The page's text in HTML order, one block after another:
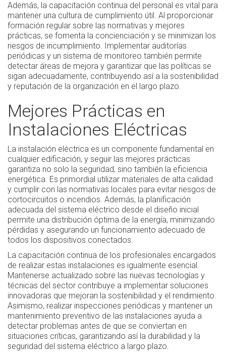
Además, la capacitación continua del personal es vital para
mantener una cultura de cumplimiento útil. Al proporcionar
formación regular sobre las normativas y mejores
prácticas, se fomenta la concienciación y se minimizan los
riesgos de incumplimiento. Implementar auditorías
periódicas y un sistema de monitoreo también permite
detectar áreas de mejora y garantizar que las políticas se
sigan adecuadamente, contribuyendo así a la sostenibilidad
y reputación de la organización en el largo plazo.
Mejores Prácticas en
Instalaciones Eléctricas
La instalación eléctrica es un componente fundamental en
cualquier edificación, y seguir las mejores prácticas
garantiza no solo la seguridad, sino también la eficiencia
energética. Es primordial utilizar materiales de alta calidad
y cumplir con las normativas locales para evitar riesgos de
cortocircuitos o incendios. Además, la planificación
adecuada del sistema eléctrico desde el diseño inicial
permite una distribución óptima de la energía, minimizando
pérdidas y asegurando un funcionamiento adecuado de
todos los dispositivos conectados.
La capacitación continua de los profesionales encargados
de realizar estas instalaciones es igualmente esencial.
Mantenerse actualizado sobre las nuevas tecnologías y
técnicas del sector contribuye a implementar soluciones
innovadoras que mejoran la sostenibilidad y el rendimiento.
Asimismo, realizar inspecciones periódicas y mantener un
mantenimiento preventivo de las instalaciones ayuda a
detectar problemas antes de que se conviertan en
situaciones críticas, garantizando así la durabilidad y la
seguridad del sistema eléctrico a largo plazo.